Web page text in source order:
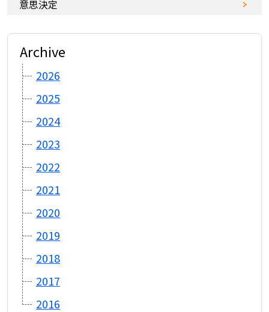
意思決定
Archive
2026
2025
2024
2023
2022
2021
2020
2019
2018
2017
2016